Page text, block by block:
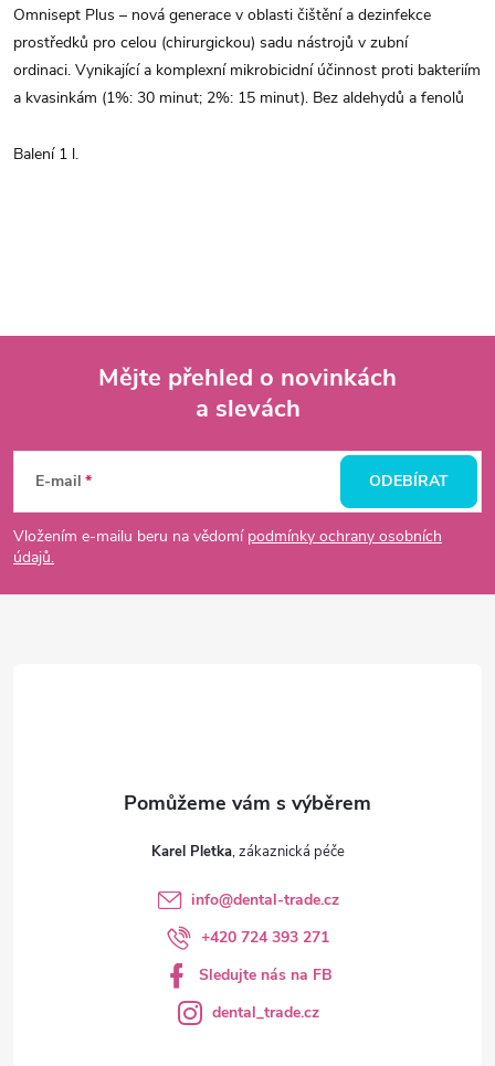
Omnisept Plus – nová generace v oblasti čištění a dezinfekce
prostředků pro celou (chirurgickou) sadu nástrojů v zubní
ordinaci. Vynikající a komplexní mikrobicidní účinnost proti bakteriím
a kvasinkám (1%: 30 minut; 2%: 15 minut). Bez aldehydů a fenolů
Balení 1 l.
p
a
Mějte přehled o novinkách
a slevách
E-mail
Vložením e-mailu beru na vědomí podmínky ochrany osobních
údajů.
ODEBÍRAT
Karel Pletka
info@dental-trade.cz
+420 724 393 271
Sledujte nás na FB
dental_trade.cz